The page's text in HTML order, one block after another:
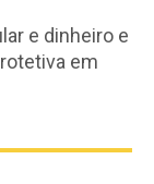
e dinheiro e
em